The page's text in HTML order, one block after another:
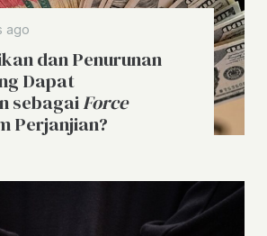
ago
dan Penurunan
Dapat
sebagaiForce
Perjanjian?